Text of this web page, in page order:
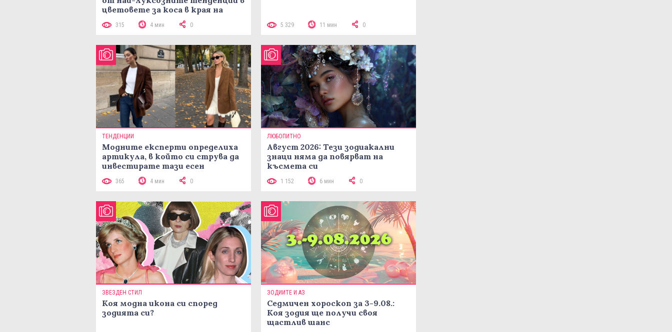
цветовете за коса в края на
315 4 мин 0 5 329 11 мин 0
ТЕНДЕНЦИИ
Модните експерти определиха
артикула, в който си струва да
инвестирате тази есен
365 4 мин 0
ЛЮБОПИТНО
Август 2026: Тези зодиакални
знаци няма да повярват на
късмета си
1 152 6 мин 0
ЗВЕЗДЕН СТИЛ
Коя модна икона си според
зодията си?
ЗОДИИТЕ И АЗ
Седмичен хороскоп за 3-9.08.:
Коя зодия ще получи своя
щастлив шанс